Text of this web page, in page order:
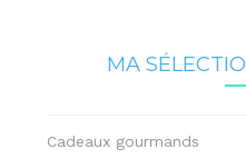
MA
Cadeaux gourmands